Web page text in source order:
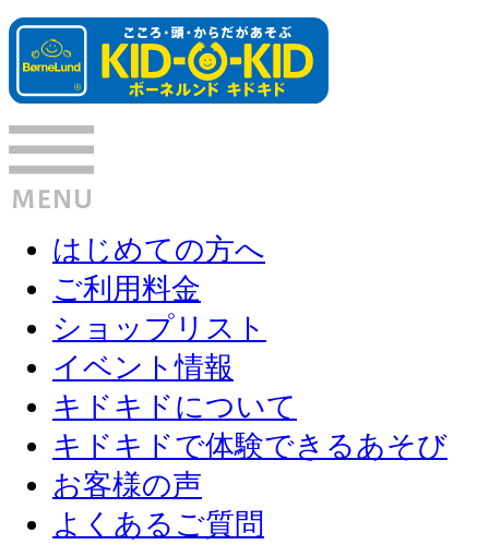
はじめての方へ
ご利用料金
ショップリスト
イベント情報
キドキドについて
キドキドで体験できるあそび
お客様の声
よくあるご質問